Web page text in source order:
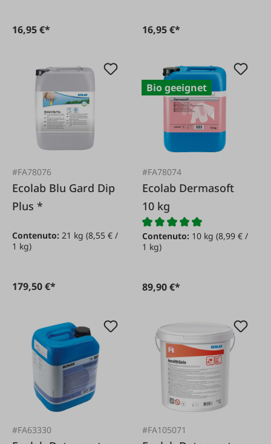
16,95 €* 16,95 €*
#FA78076
Ecolab Blu Gard Dip
Plus *
Contenuto: 21 kg (8,55 € /
1 kg)
179,50 €*
Bio geeignet
#FA78074
Ecolab Dermasoft
10 kg
Contenuto: 10 kg(8,99 € /
1 kg)
89,90 €*
#FA63330 #FA105071